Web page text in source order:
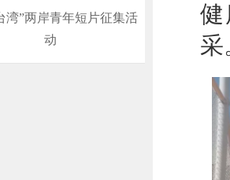
湾”两岸青年短片征集活
动
采